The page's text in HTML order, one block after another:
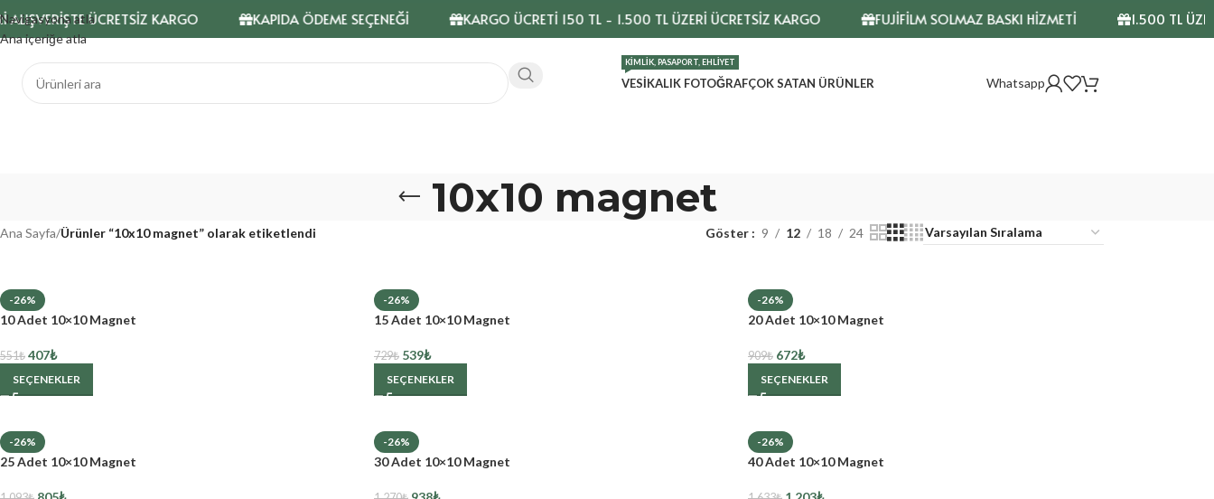
Navigasyona atla
Ana içeriğe atla
ÜCRETSİZ KARGO KAPIDA ÖDEME SEÇENEĞİ KARGO ÜCRETİ 150 TL - 1.500 TL ÜZERİ ÜCRETSİZ KARGO FUJİFİLM SOLMAZ BASKI HİZMETİ 1.500 TL ÜZERİ
VESIKALIK FOTOĞRAF
KIMLIK, PASAPORT, EHLIYET
ÇOK SATAN ÜRÜNLER Whatsapp
10x10 magnet
Ana Sayfa/Ürünler “10x10 magnet” olarak etiketlendi Göster 9 12 18 24
-26%
10 Adet 10×10 Magnet
551₺ 407₺
SEÇENEKLER
-26%
15 Adet 10×10 Magnet
729₺ 539₺
SEÇENEKLER
-26%
20 Adet 10×10 Magnet
909₺ 672₺
SEÇENEKLER
-26%
25 Adet 10×10 Magnet
-26%
30 Adet 10×10 Magnet
-26%
40 Adet 10×10 Magnet